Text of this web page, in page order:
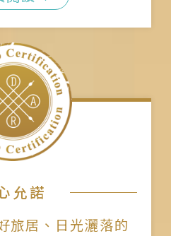
允諾
旅居、日光灑落的